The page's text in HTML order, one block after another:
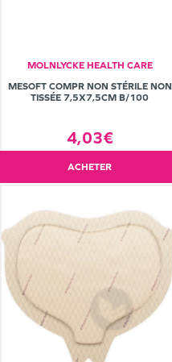
MOLNLYCKE HEALTH CARE
MESOFT COMPR NON STÉRILE NON
TISSÉE 7,5X7,5CM B/100
4,03€
ACHETER